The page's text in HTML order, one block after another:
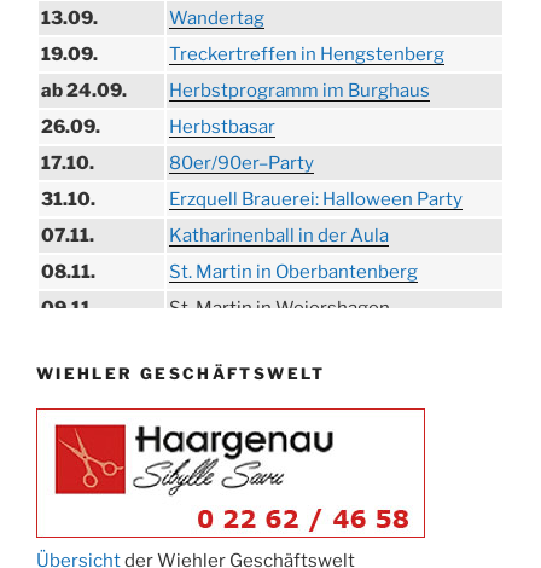
13.09.
Wandertag
19.09.
Treckertreffen in Hengstenberg
ab 24.09.
Herbstprogramm im Burghaus
26.09.
Herbstbasar
17.10.
80er/90er–Party
31.10.
Erzquell Brauerei: Halloween Party
07.11.
Katharinenball in der Aula
08.11.
St. Martin in Oberbantenberg
09.11.
St. Martin in Weiershagen
11.11.
„DÜX“ im Burghaus
14.11.
15.11.
Konzert Bielsteiner Männerchor
15.11.
Volkstrauertag am Ehrenmal
27.11.
Anknipsfest an der Oberbantenberger
Kirche
WIEHLER GESCHÄFTSWELT
Übersichtder Wiehler Geschäftswelt